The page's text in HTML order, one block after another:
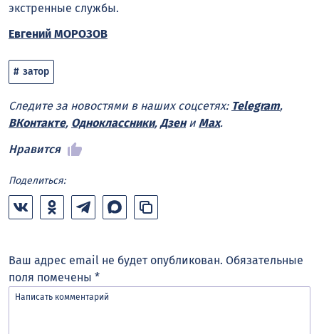
экстренные службы.
Евгений МОРОЗОВ
затор
Следите за новостями в наших соцсетях: Telegram,
ВКонтакте, Одноклассники, Дзени Max.
Нравится
Поделиться:
Ваш адрес email не будет опубликован. Обязательные
поля помечены *